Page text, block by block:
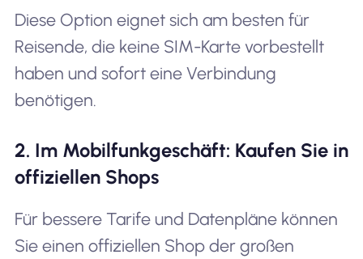
Diese Option eignet sich am besten für
Reisende, die keine SIM-Karte vorbestellt
haben und sofort eine Verbindung
benötigen.
2. Im Mobilfunkgeschäft: Kaufen Sie in
offiziellen Shops
Für bessere Tarife und Datenpläne können
Sie einen offiziellen Shop der großen